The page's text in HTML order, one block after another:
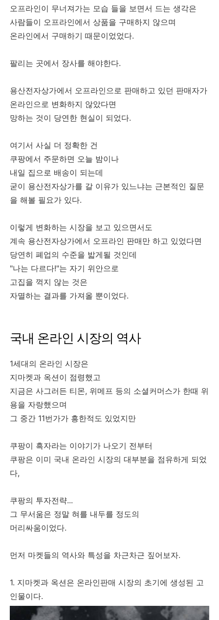
오프라인이 무너져가는 모습 들을 보면서 드는 생각은
사람들이 오프라인에서 상품을 구매하지 않으며
온라인에서 구매하기 때문이었었다.
팔리는 곳에서 장사를 해야한다.
용산전자상가에서 오프라인으로 판매하고 있던 판매자가
온라인으로 변화하지 않았다면
망하는 것이 당연한 현실이 되었다.
여기서 사실 더 정확한 건
쿠팡에서 주문하면 오늘 밤이나
내일 집으로 배송이 되는데
굳이 용산전자상가를 갈 이유가 있느냐는 근본적인 질문
을 해볼 필요가 있다.
이렇게 변화하는 시장을 보고 있으면서도
계속 용산전자상가에서 오프라인 판매만 하고 있었다면
당연히 폐업의 수준을 밟게될 것인데
"나는 다르다!"는 자기 위안으로
고집을 꺽지 않는 것은
자멸하는 결과를 가져올 뿐이었다.
국내 온라인 시장의 역사
1세대의 온라인 시장은
지마켓과 옥션이 점령했고
지금은 사그러든 티몬, 위메프 등의 소셜커머스가 한때 위
용을 자랑했으며
그 중간 11번가가 흥한적도 있었지만
쿠팡이 흑자라는 이야기가 나오기 전부터
쿠팡은 이미 국내 온라인 시장의 대부분을 점유하게 되었
다,
쿠팡의 투자전략...
그 무서움은 정말 혀를 내두를 정도의
머리싸움이었다.
먼저 마켓들의 역사와 특성을 차근차근 짚어보자.
1. 지마켓과 옥션은 온라인판매 시장의 초기에 생성된 고
인물이다.